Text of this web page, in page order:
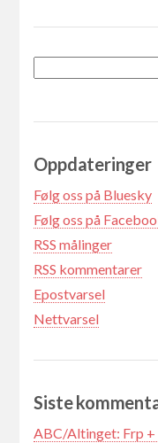
Oppdateringer
Følg oss på Bluesky
Følg oss på
RSS målinger
RSS kommentarer
Epostvarsel
Nettvarsel
Siste
ABC/Altinget: Frp +